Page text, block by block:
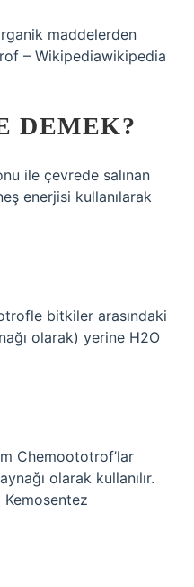
maddelerden
– Wikipediawikipedia
DEMEK?
ile çevrede salınan
enerjisi kullanılarak
bitkiler arasındaki
olarak) yerine H2O
Chemoototrof’lar
olarak kullanılır.